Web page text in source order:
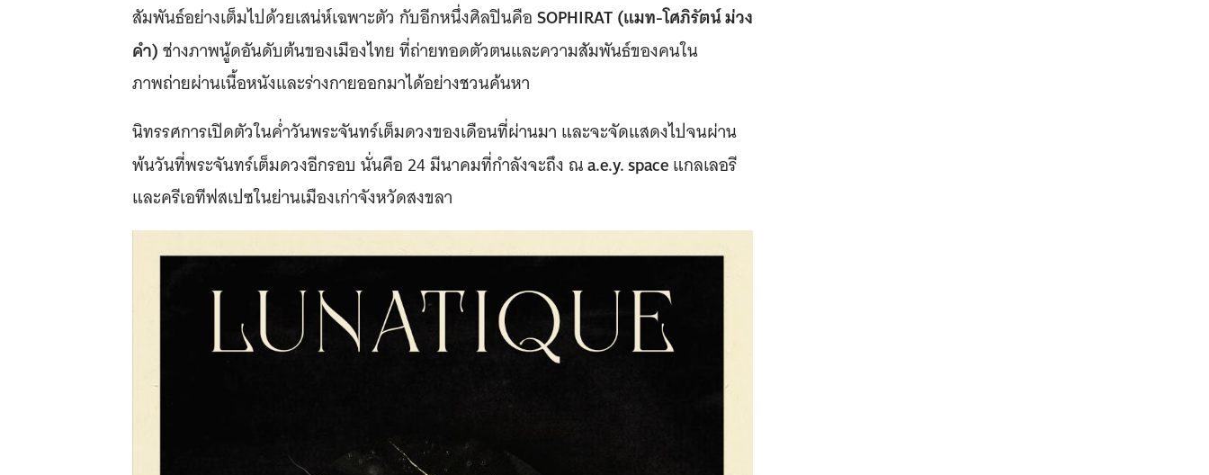
สัมพันธ์อย่างเต็มไปด้วยเสน่ห์เฉพาะตัว กับอีกหนึ่งศิลปินคือSOPHIRAT(แมท-โศภิรัตน์ ม่วง
คำ)ช่างภาพนู้ดอันดับต้นของเมืองไทย ที่ถ่ายทอดตัวตนและความสัมพันธ์ของคนใน
ภาพถ่ายผ่านเนื้อหนังและร่างกายออกมาได้อย่างชวนค้นหา
นิทรรศการเปิดตัวในค่ำวันพระจันทร์เต็มดวงของเดือนที่ผ่านมา และจะจัดแสดงไปจนผ่าน
พ้นวันที่พระจันทร์เต็มดวงอีกรอบ นั่นคือ 24 มีนาคมที่กำลังจะถึง ณa.e.y. spaceแกลเลอรี
และครีเอทีฟสเปซในย่านเมืองเก่าจังหวัดสงขลา